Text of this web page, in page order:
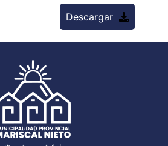
Descargar